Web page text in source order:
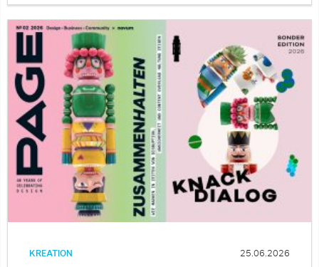
KREATION 25.06.2026